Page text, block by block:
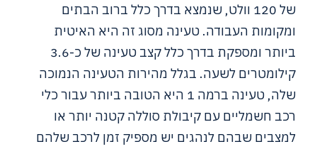
של 120 וולט, שנמצא בדרך כלל ברוב הבתים
ומקומות העבודה. טעינה מסוג זה היא האיטית
ביותר ומספקת בדרך כלל קצב טעינה של כ-3.6
קילומטרים לשעה. בגלל מהירות הטעינה הנמוכה
שלה, טעינה ברמה 1 היא הטובה ביותר עבור כלי
רכב חשמליים עם קיבולת סוללה קטנה יותר או
למצבים שבהם לנהגים יש מספיק זמן לרכב שלהם